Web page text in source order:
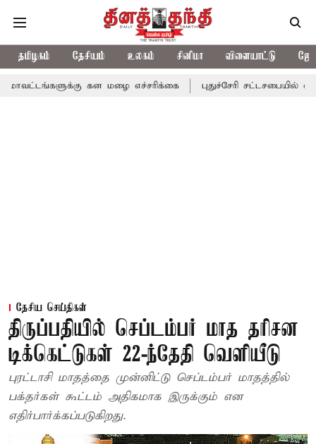
தமிழகம் தேசியம் உலகம் சினிமா விளையாட்டு
கன மழை எச்சரிக்கை புதுச்சேரி சட்டசபையில் வரும்
தேசிய செய்திகள்
திருப்பதியில் செப்டம்பர் மாத தரிசன
டிக்கெட்டுகள் 22-ந்தேதி வெளியீடு
புரட்டாசி மாதத்தை முன்னிட்டு செப்டம்பர் மாதத்தில்
பக்தர்கள் கூட்டம் அதிகமாக இருக்கும் என
எதிர்பார்க்கப்படுகிறது.